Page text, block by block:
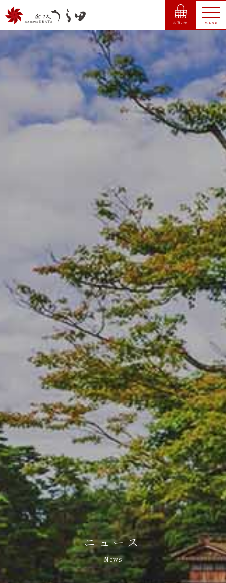
お買い物 MENU
ニュース
News